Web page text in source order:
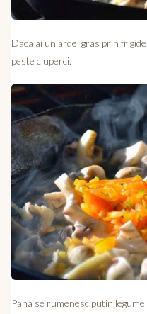
Daca ai un ardei gras prin
peste ciuperci.
Pana se rumenesc putin